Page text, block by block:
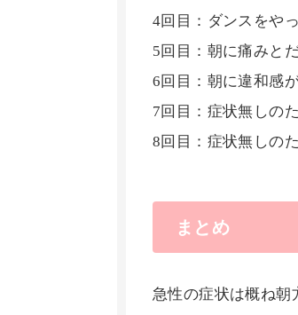
4回目：ダンスをや
5回目：朝に痛みと
6回目：朝に違和感
7回目：症状無しの
8回目：症状無しの
まとめ
急性の症状は概ね朝